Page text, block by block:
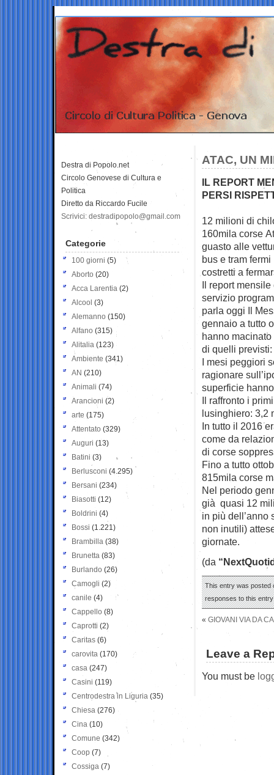
ATAC, UN
IL REPORT
PERSI
12 milioni di
160mila corse
guasto alle
bus e tram
costretti a
Il report mensile
servizio
parla oggi Il
gennaio a tutto
hanno
di quelli
I mesi peggiori
ragionare
superficie
Il raffronto i
lusinghiero: 3,2
In tutto il 2016
come da
di corse
Fino a tutto
815mila corse
Nel periodo
già quasi 12
in più dell’anno
non inutili)
giornate.
(da
This entry was posted
responses to this
« GIOVANI VIA DA
Leave a
You must be
Destra di Popolo.net
Circolo Genovese di Cultura e
Politica
Diretto da Riccardo Fucile
Scrivici: destradipopolo@gmail.com
Categorie
100 giorni (5)
Aborto (20)
Acca Larentia (2)
Alcool (3)
Alemanno (150)
Alfano (315)
Alitalia (123)
Ambiente (341)
AN (210)
Animali (74)
Arancioni (2)
arte (175)
Attentato (329)
Auguri (13)
Batini (3)
Berlusconi (4.295)
Bersani (234)
Biasotti (12)
Boldrini (4)
Bossi (1.221)
Brambilla (38)
Brunetta (83)
Burlando (26)
Camogli (2)
canile (4)
Cappello (8)
Caprotti (2)
Caritas (6)
carovita (170)
casa (247)
Casini (119)
Centrodestra in Liguria (35)
Chiesa (276)
Cina (10)
Comune (342)
Coop (7)
Cossiga (7)